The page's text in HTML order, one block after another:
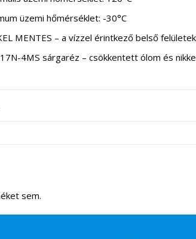
üzemi hőmérséklet: -30°C
MENTES – a vízzel érintkező belső
4MS sárgaréz – csökkentett ólom és
sem.